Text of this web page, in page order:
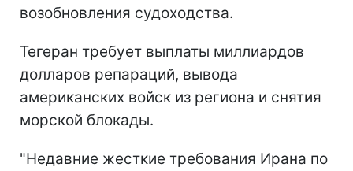
возобновления судоходства.
Тегеран требует выплаты миллиардов
долларов репараций, вывода
американских войск из региона и снятия
морской блокады.
"Недавние жесткие требования Ирана по